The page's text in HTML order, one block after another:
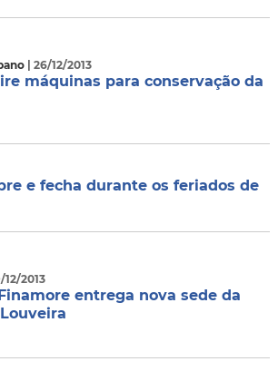
| 26/12/2013
máquinas para conservação da
e fecha durante os feriados de
12/2013
entrega nova sede da